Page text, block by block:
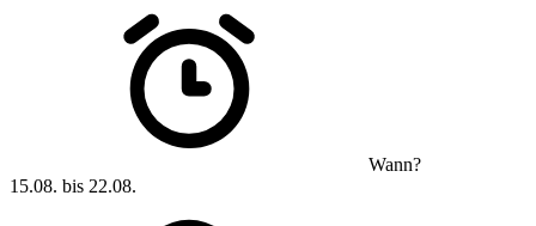
Wann?
15.08. bis 22.08.